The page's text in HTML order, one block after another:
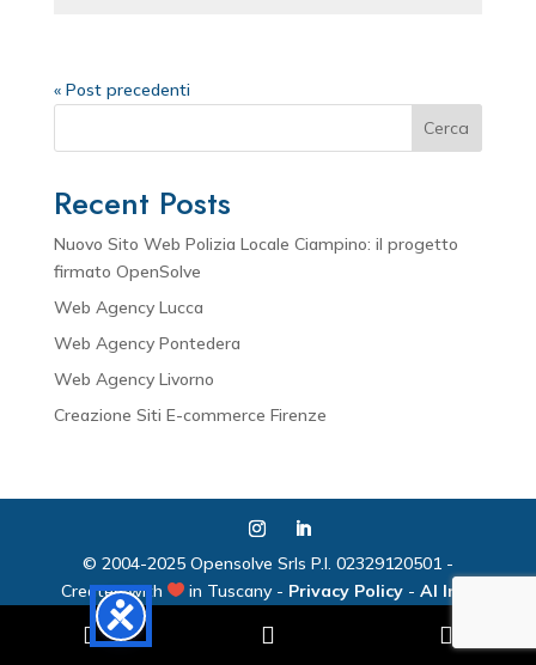
« Post precedenti
Cerca
Recent Posts
Nuovo Sito Web Polizia Locale Ciampino: il progetto
firmato OpenSolve
Web Agency Lucca
Web Agency Pontedera
Web Agency Livorno
Creazione Siti E-commerce Firenze
© 2004-2025 Opensolve Srls P.I. 02329120501 -
Created with in Tuscany - Privacy Policy- AI Info
Phone